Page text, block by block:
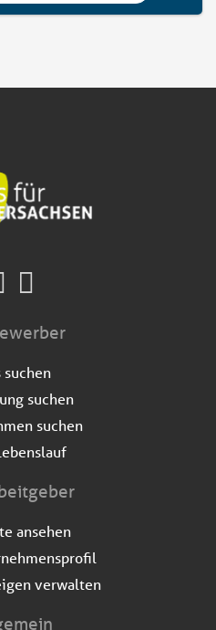
suchen
suchen
suchen
ansehen
verwalten